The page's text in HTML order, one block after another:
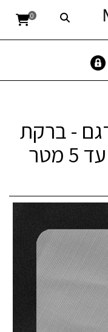
0
- ברקת
אפור | מבחר מידות עד 5 מטר